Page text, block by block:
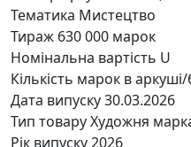
Тематика Мистецтво
Тираж 630 000 марок
Номінальна вартість U
Кількість марок в аркуші/
Дата випуску30.03.2026
Тип товаруХудожня
Рік випуску2026